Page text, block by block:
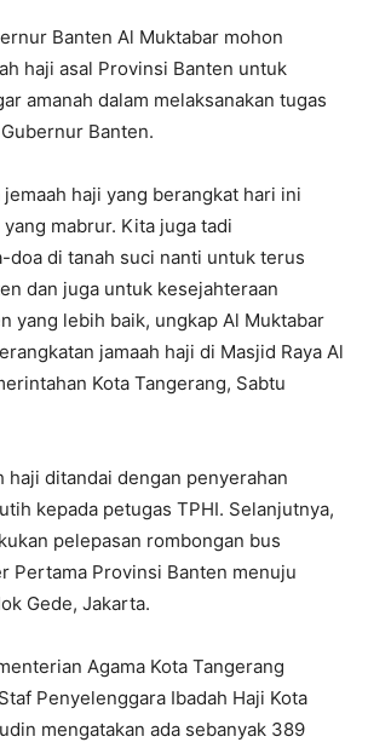
Banten Al Muktabar mohon
haji asal Provinsi Banten untuk
amanah dalam melaksanakan tugas
Banten.
jemaah haji yang berangkat hari ini
mabrur. Kita juga tadi
doa di tanah suci nanti untuk terus
dan juga untuk kesejahteraan
yang lebih baik, ungkap Al Muktabar
jamaah haji di Masjid Raya Al
Kota Tangerang, Sabtu
haji ditandai dengan penyerahan
kepada petugas TPHI. Selanjutnya,
pelepasan rombongan bus
Pertama Provinsi Banten menuju
Gede, Jakarta.
Agama Kota Tangerang
Penyelenggara Ibadah Haji Kota
mengatakan ada sebanyak 389